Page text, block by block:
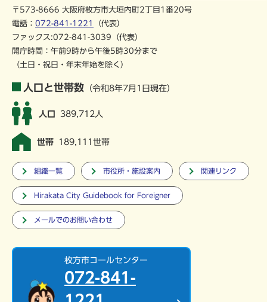
〒573-8666 大阪府枚方市大垣内町2丁目1番20号
電話： 072-841-1221
（代表）
ファックス:072-841-3039（代表）
開庁時間：午前9時から午後5時30分まで
（土日・祝日・年末年始を除く）
人口と世帯数 （令和8年7月1日現在）
人口 389,712人
世帯 189,111世帯
組織一覧 市役所・施設案内 関連リンク
Hirakata City Guidebook for Foreigner
メールでのお問い合わせ
枚方市コールセンター
072-841-